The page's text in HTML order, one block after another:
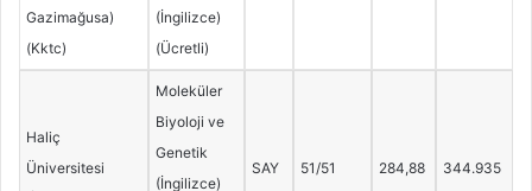
Gazimağusa)
(Kktc)
(İngilizce)
(Ücretli)
Haliç
Üniversitesi
Moleküler
Biyoloji ve
Genetik
(İngilizce)
SAY 51/51 284,88 344.935